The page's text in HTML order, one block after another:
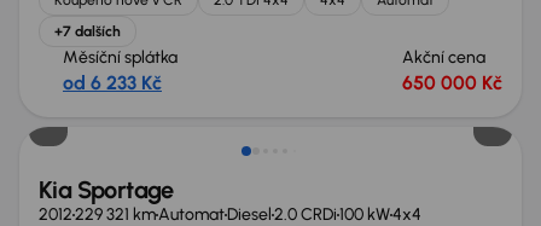
+7 dalších
Měsíční splátka
od 6 233 Kč
Akční cena
650 000 Kč
Kia Sportage
2012229 321 kmAutomatDiesel2.0 CRDi100 kW4x4